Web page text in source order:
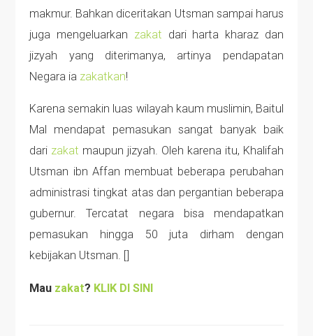
makmur. Bahkan diceritakan Utsman sampai harus
juga mengeluarkan zakat dari harta kharaz dan
jizyah yang diterimanya, artinya pendapatan
Negara ia zakatkan!
Karena semakin luas wilayah kaum muslimin, Baitul
Mal mendapat pemasukan sangat banyak baik
dari zakat maupun jizyah. Oleh karena itu, Khalifah
Utsman ibn Affan membuat beberapa perubahan
administrasi tingkat atas dan pergantian beberapa
gubernur. Tercatat negara bisa mendapatkan
pemasukan hingga 50 juta dirham dengan
kebijakan Utsman. []
Mau zakat? KLIK DI SINI